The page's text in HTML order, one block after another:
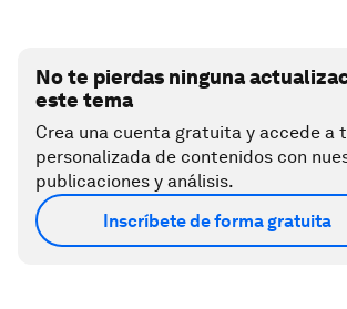
No te pierdas ninguna
este tema
Crea una cuenta gratuita y accede a
personalizada de contenidos con
publicaciones y análisis.
Inscríbete de forma gratuita